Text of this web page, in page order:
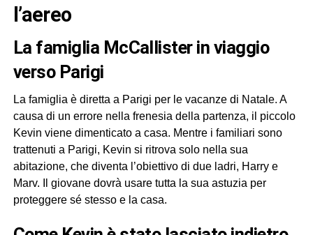
l’aereo
la famiglia McCallister in viaggio
verso Parigi
La famiglia è diretta a Parigi per le vacanze di Natale. A
causa di un errore nella frenesia della partenza, il piccolo
Kevin viene dimenticato a casa. Mentre i familiari sono
trattenuti a Parigi, Kevin si ritrova solo nella sua
abitazione, che diventa l’obiettivo di due ladri, Harry e
Marv. Il giovane dovrà usare tutta la sua astuzia per
proteggere sé stesso e la casa.